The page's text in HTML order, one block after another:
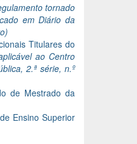
tornado
em Diário da
Titulares do
ao Centro
2.ª série, n.º
de Mestrado da
Ensino Superior